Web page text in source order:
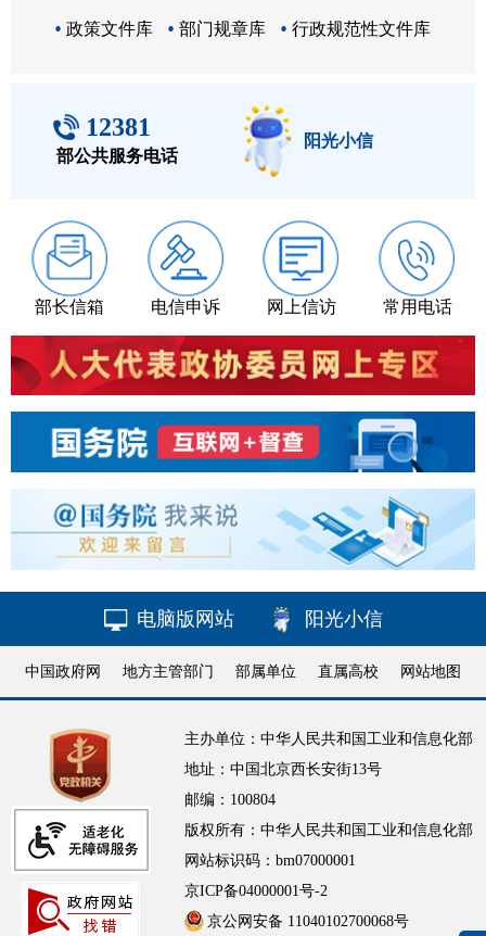
政策文件库 部门规章库 行政规范性文件库
12381
部公共服务电话
阳光小信
部长信箱 电信申诉 网上信访 常用电话
电脑版网站 阳光小信
中国政府网 地方主管部门 部属单位 直属高校 网站地图
主办单位：中华人民共和国工业和信息化部
地址：中国北京西长安街13号
邮编：100804
版权所有：中华人民共和国工业和信息化部
网站标识码：bm07000001
京ICP备04000001号-2
京公网安备 11040102700068号